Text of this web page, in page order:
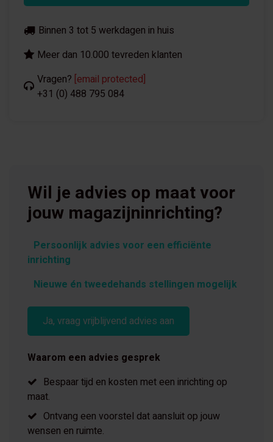
Binnen 3 tot 5 werkdagen in huis
Meer dan 10.000 tevreden klanten
Vragen? [email protected]
+31 (0) 488 795 084
Wil je advies op maat voor
jouw magazijninrichting?
Persoonlijk advies voor een efficiënte
inrichting
Nieuwe én tweedehands stellingen mogelijk
Ja, vraag vrijblijvend advies aan
Waarom een advies gesprek
Bespaar tijd en kosten met een inrichting op
maat.
Ontvang een voorstel dat aansluit op jouw
wensen en ruimte.